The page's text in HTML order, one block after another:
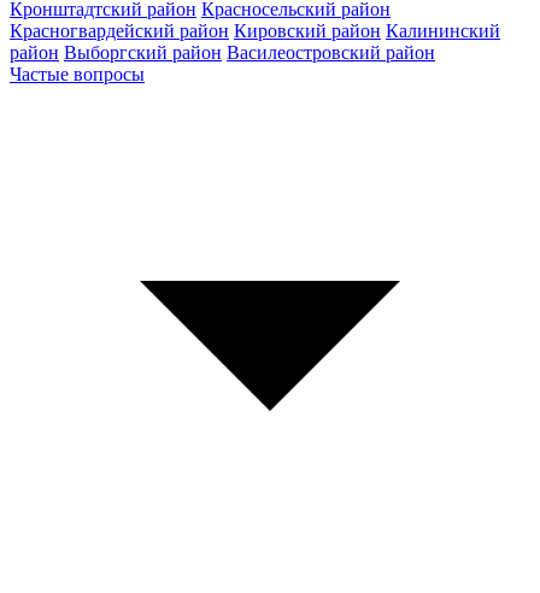
Кронштадтский район Красносельский район
Красногвардейский район Кировский район Калининский
район Выборгский район Василеостровский район
Частые вопросы